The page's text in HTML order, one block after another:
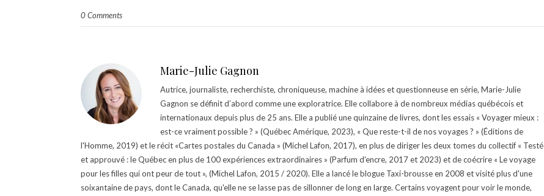
0 Comments
Marie-Julie Gagnon
Autrice, journaliste, recherchiste, chroniqueuse, machine à idées et questionneuse en série, Marie-Julie
Gagnon se définit d’abord comme une exploratrice. Elle collabore à de nombreux médias québécois et
internationaux depuis plus de 25 ans. Elle a publié une quinzaine de livres, dont les essais « Voyager mieux :
est-ce vraiment possible ? » (Québec Amérique, 2023), « Que reste-t-il de nos voyages ? » (Éditions de
l'Homme, 2019) et le récit «Cartes postales du Canada » (Michel Lafon, 2017), en plus de diriger les deux tomes du collectif « Testé
et approuvé : le Québec en plus de 100 expériences extraordinaires » (Parfum d'encre, 2017 et 2023) et de coécrire « Le voyage
pour les filles qui ont peur de tout », (Michel Lafon, 2015 / 2020). Elle a lancé le blogue Taxi-brousse en 2008 et visité plus d'une
soixantaine de pays, dont le Canada, qu'elle ne se lasse pas de sillonner de long en large. Certains voyagent pour voir le monde,